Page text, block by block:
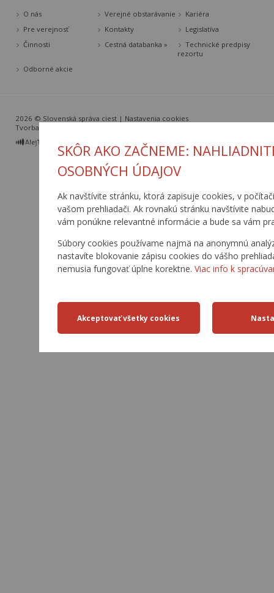
SKÔR AKO ZAČNEME:
OSOBNÝCH ÚDAJOV
Ak navštívite stránku, ktorá zapisuje cookies, v
vašom prehliadači. Ak rovnakú stránku navštívite
vám ponúkne relevantné informácie a bude sa vám
Súbory cookies používame najmä na anonymnú
nastavíte blokovanie zápisu cookies do vášho
nemusia fungovať úplne korektne. Viac info k
O nás Verejné obstarávanie
Kariéra
Pre verejnosť
Kontakty
Legislatíva
Činnosti
Cestná databanka »
Technické predpisy
rezortu
Odborné akcie
2026 © Slovenská správa ciest | Nastavenia cookies
Tvorba web stránok